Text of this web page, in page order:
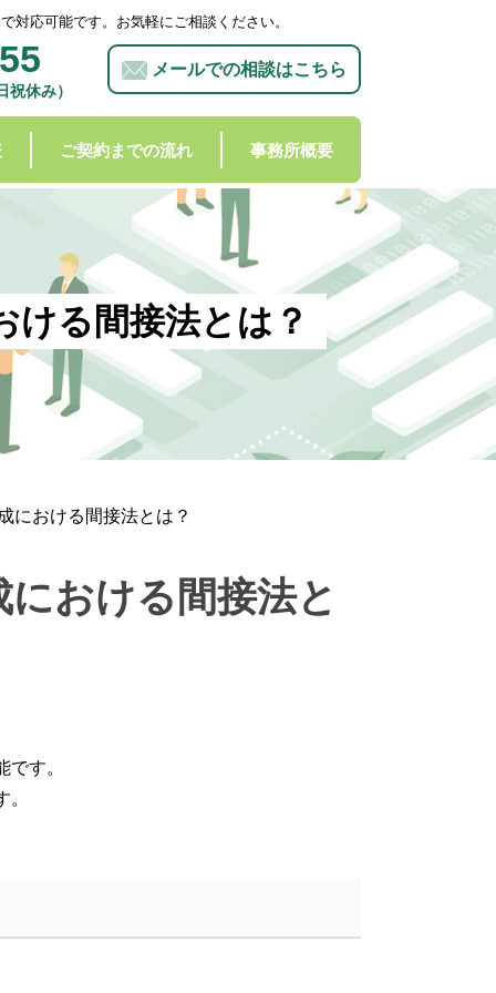
ける間接法とは？
対応可能です。お気軽にご相談ください。
休み）
メールでの相談はこちら
ご契約までの流れ 事務所概要
における間接法とは？
おける間接法と
す。